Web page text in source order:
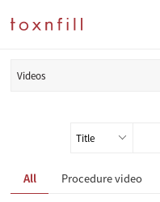
Videos
All Procedure video